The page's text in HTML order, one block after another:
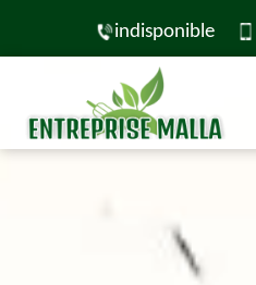
indisponible